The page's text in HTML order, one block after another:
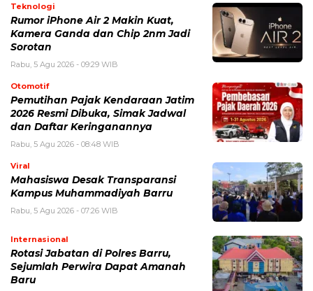
Teknologi
Rumor iPhone Air 2 Makin Kuat,
Kamera Ganda dan Chip 2nm Jadi
Sorotan
Rabu, 5 Agu 2026 - 09:29 WIB
Otomotif
Pemutihan Pajak Kendaraan Jatim
2026 Resmi Dibuka, Simak Jadwal
dan Daftar Keringanannya
Rabu, 5 Agu 2026 - 08:48 WIB
Viral
Mahasiswa Desak Transparansi
Kampus Muhammadiyah Barru
Rabu, 5 Agu 2026 - 07:26 WIB
Internasional
Rotasi Jabatan di Polres Barru,
Sejumlah Perwira Dapat Amanah
Baru